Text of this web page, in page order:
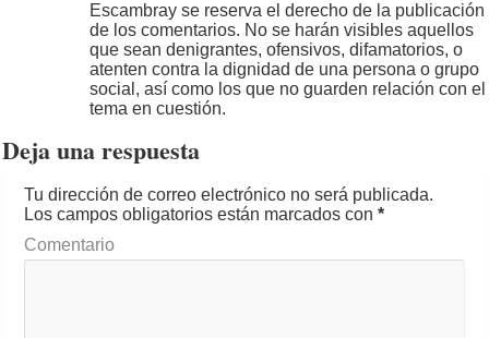
Escambray se reserva el derecho de la publicación
de los comentarios. No se harán visibles aquellos
que sean denigrantes, ofensivos, difamatorios, o
atenten contra la dignidad de una persona o grupo
social, así como los que no guarden relación con el
tema en cuestión.
Deja una respuesta
Tu dirección de correo electrónico no será publicada.
Los campos obligatorios están marcados con*
Comentario